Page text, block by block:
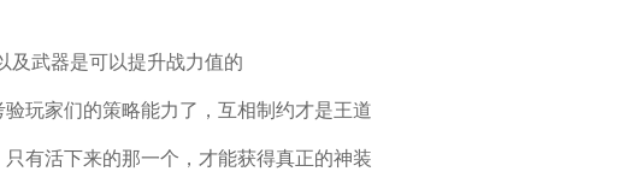
及武器是可以提升战力值的
玩家们的策略能力了，互相制约才是王道
有活下来的那一个，才能获得真正的神装